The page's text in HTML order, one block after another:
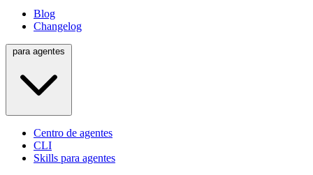
Blog
Changelog
Centro de agentes
CLI
Skills para agentes